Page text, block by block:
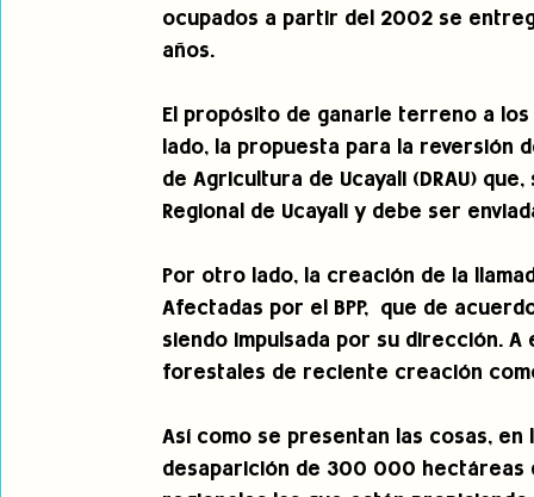
ocupados a partir del 2002 se
años.
El propósito de ganarle terreno a
lado, la propuesta para la reversión
de Agricultura de Ucayali (DRAU)
Regional de Ucayali y debe ser
Por otro lado, la creación de la
Afectadas por el BPP,  que de
siendo impulsada por su dirección.
forestales de reciente creación
Así como se presentan las cosas,
desaparición de 300 000 hectáreas